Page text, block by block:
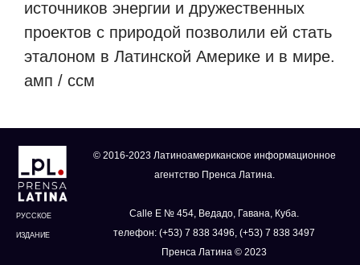
источников энергии и дружественных
проектов с природой позволили ей стать
эталоном в Латинской Америке и в мире.
амп / ссм
РУССКОЕ
ИЗДАНИЕ
© 2016-2023 Латиноамериканское информационное
агентство Пренса Латина.
Calle E № 454, Ведадо, Гавана, Куба.
телефон: (+53) 7 838 3496, (+53) 7 838 3497
Пренса Латина © 2023